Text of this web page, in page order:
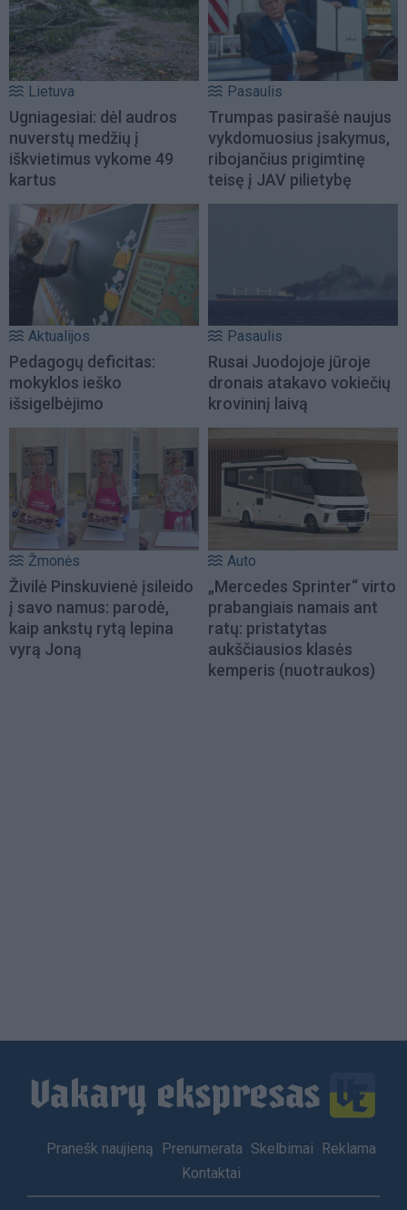
Lietuva
Ugniagesiai: dėl audros
nuverstų medžių į
iškvietimus vykome 49
kartus
Pasaulis
Trumpas pasirašė naujus
vykdomuosius įsakymus,
ribojančius prigimtinę
teisę į JAV pilietybę
Aktualijos
Pedagogų deficitas:
mokyklos ieško
išsigelbėjimo
Pasaulis
Rusai Juodojoje jūroje
dronais atakavo vokiečių
krovininį laivą
Žmonės
Živilė Pinskuvienė įsileido
į savo namus: parodė,
kaip ankstų rytą lepina
vyrą Joną
Auto
„Mercedes Sprinter“ virto
prabangiais namais ant
ratų: pristatytas
aukščiausios klasės
kemperis (nuotraukos)
Footer
Pranešk naujieną Prenumerata Skelbimai
Reklama
Kontaktai